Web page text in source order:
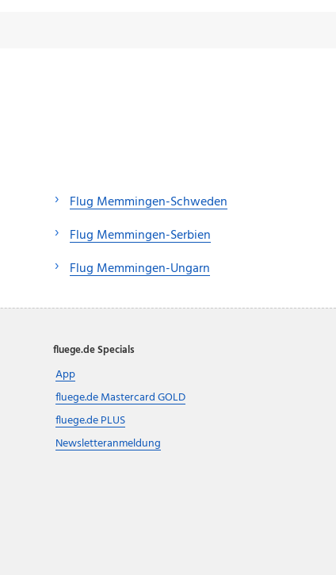
Flug Memmingen-Schweden
Flug Memmingen-Serbien
Flug Memmingen-Ungarn